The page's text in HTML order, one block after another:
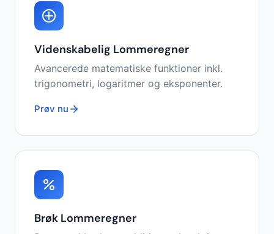
Videnskabelig Lommeregner
Avancerede matematiske funktioner inkl.
trigonometri, logaritmer og eksponenter.
Prøv nu
Brøk Lommeregner